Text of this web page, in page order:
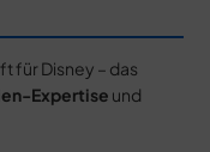
für Disney – das
Expertise und